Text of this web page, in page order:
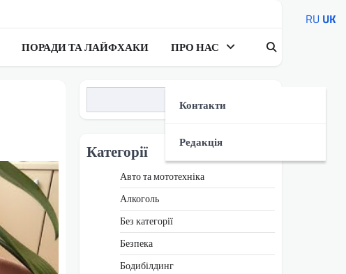
ПОРАДИ ТА ЛАЙФХАКИ ПРО НАС
Контакти
Редакція
Категорії
Авто та мототехніка
Алкоголь
Без категорії
Безпека
Бодибілдинг
RU UK